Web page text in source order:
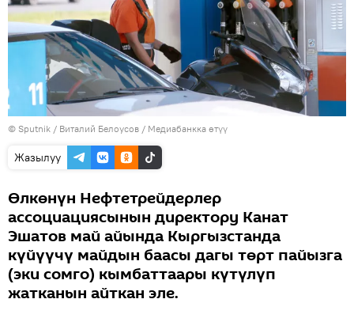
© Sputnik / Виталий Белоусов / Медиабанкка өтүү
Жазылуу
Өлкөнүн Нефтетрейдерлер
ассоциациясынын директору Канат
Эшатов май айында Кыргызстанда
күйүүчү майдын баасы дагы төрт пайызга
(эки сомго) кымбаттаары күтүлүп
жатканын айткан эле.